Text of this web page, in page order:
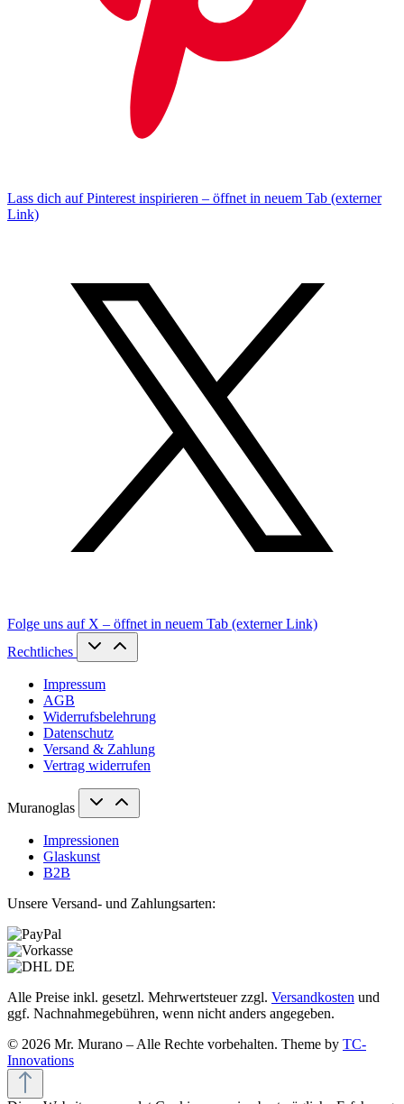
Lass dich auf Pinterest inspirieren – öffnet in neuem Tab (externer
Link)
Folge uns auf X – öffnet in neuem Tab (externer Link)
Rechtliches
Impressum
AGB
Widerrufsbelehrung
Datenschutz
Versand & Zahlung
Vertrag widerrufen
Muranoglas
Impressionen
Glaskunst
B2B
Unsere Versand- und Zahlungsarten:
Alle Preise inkl. gesetzl. Mehrwertsteuer zzgl. Versandkosten und
ggf. Nachnahmegebühren, wenn nicht anders angegeben.
© 2026 Mr. Murano – Alle Rechte vorbehalten. Theme by TC-
Innovations